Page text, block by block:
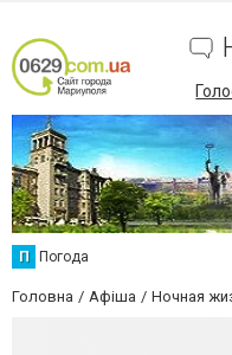
П Погода
Головна Афіша Ночная